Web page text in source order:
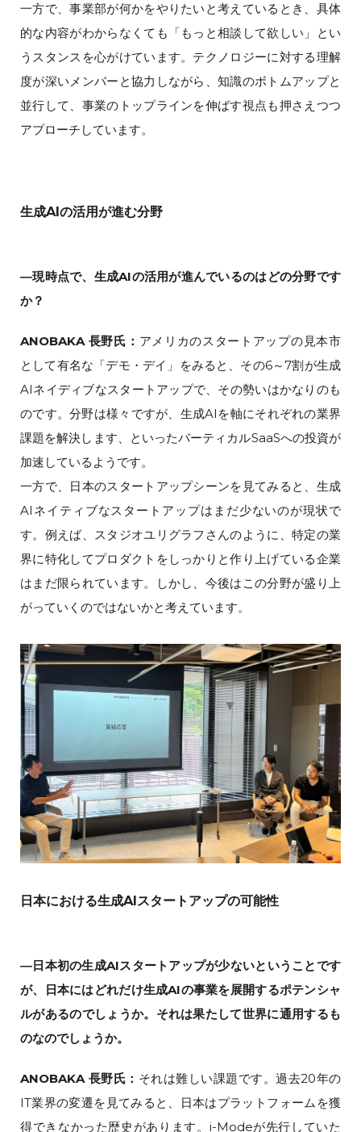
一方で、事業部が何かをやりたいと考えているとき、具体
的な内容がわからなくても「もっと相談して欲しい」とい
うスタンスを心がけています。テクノロジーに対する理解
度が深いメンバーと協力しながら、知識のボトムアップと
並行して、事業のトップラインを伸ばす視点も押さえつつ
アプローチしています。
生成AIの活用が進む分野
―現時点で、生成AIの活用が進んでいるのはどの分野です
か？
ANOBAKA 長野氏： アメリカのスタートアップの見本市
として有名な「デモ・デイ」をみると、その6～7割が生成
AIネイディブなスタートアップで、その勢いはかなりのも
のです。分野は様々ですが、生成AIを軸にそれぞれの業界
課題を解決します、といったバーティカルSaaSへの投資が
加速しているようです。
一方で、日本のスタートアップシーンを見てみると、生成
AIネイティブなスタートアップはまだ少ないのが現状で
す。例えば、スタジオユリグラフさんのように、特定の業
界に特化してプロダクトをしっかりと作り上げている企業
はまだ限られています。しかし、今後はこの分野が盛り上
がっていくのではないかと考えています。
日本における生成AIスタートアップの可能性
―日本初の生成AIスタートアップが少ないということです
が、日本にはどれだけ生成AIの事業を展開するポテンシャ
ルがあるのでしょうか。それは果たして世界に通用するも
のなのでしょうか。
ANOBAKA 長野氏： それは難しい課題です。過去20年の
IT業界の変遷を見てみると、日本はプラットフォームを獲
得できなかった歴史があります。i-Modeが先行していた